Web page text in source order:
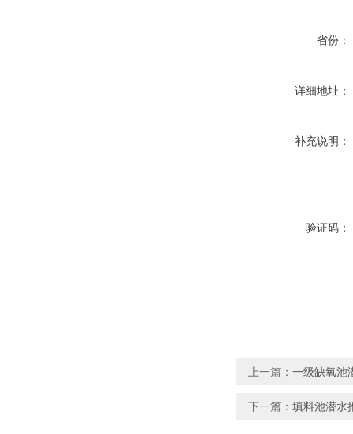
省份：
详细地址：
补充说明：
验证码：
上一篇： 一级缺氧池
下一篇： 填料池潜水